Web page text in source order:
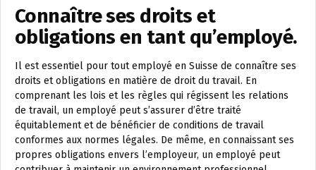
Connaître ses droits et
obligations en tant qu’employé.
Il est essentiel pour tout employé en Suisse de connaître ses
droits et obligations en matière de droit du travail. En
comprenant les lois et les règles qui régissent les relations
de travail, un employé peut s’assurer d’être traité
équitablement et de bénéficier de conditions de travail
conformes aux normes légales. De même, en connaissant ses
propres obligations envers l’employeur, un employé peut